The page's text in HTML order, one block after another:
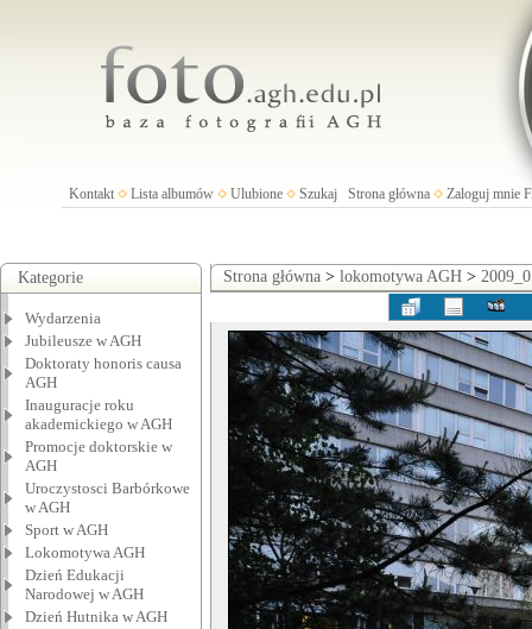
Kontakt Lista albumów Ulubione Szukaj Strona główna Zaloguj mnie
Kategorie
Wydarzenia
Jubileusze w AGH
Doktoraty honoris causa
AGH
Inauguracje roku
akademickiego w AGH
Promocje doktorskie w
AGH
Uroczystosci Barbórkowe
w AGH
Sport w AGH
Lokomotywa AGH
Dzień Edukacji
Narodowej w AGH
Dzień Hutnika w AGH
Strona główna > lokomotywa AGH >